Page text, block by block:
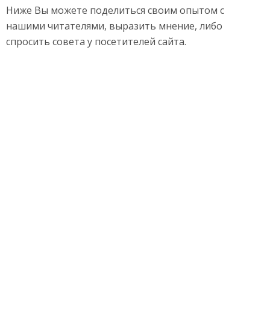
Ниже Вы можете поделиться своим опытом с
нашими читателями, выразить мнение, либо
спросить совета у посетителей сайта.